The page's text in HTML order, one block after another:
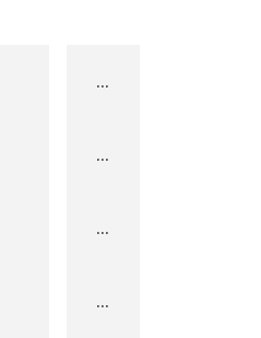
...
...
...
...